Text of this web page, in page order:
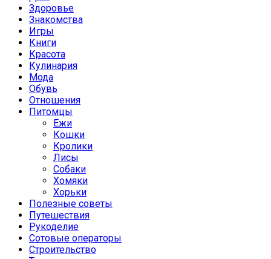
Здоровье
Знакомства
Игры
Книги
Красота
Кулинария
Мода
Обувь
Отношения
Питомцы
Ежи
Кошки
Кролики
Лисы
Собаки
Хомяки
Хорьки
Полезные советы
Путешествия
Рукоделие
Сотовые операторы
Строительство